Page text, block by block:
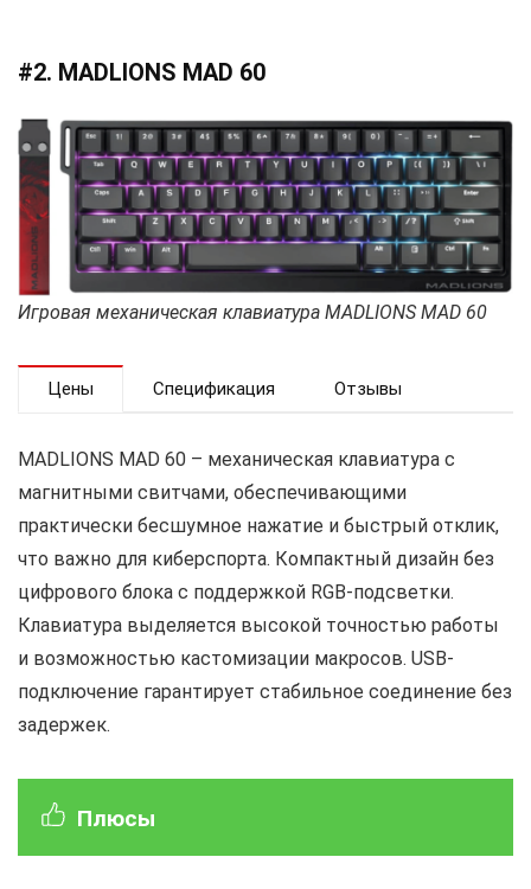
#2. MADLIONS MAD 60
Игровая механическая клавиатура MADLIONS MAD 60
Цены Спецификация Отзывы
MADLIONS MAD 60 – механическая клавиатура с
магнитными свитчами, обеспечивающими
практически бесшумное нажатие и быстрый отклик,
что важно для киберспорта. Компактный дизайн без
цифрового блока с поддержкой RGB-подсветки.
Клавиатура выделяется высокой точностью работы
и возможностью кастомизации макросов. USB-
подключение гарантирует стабильное соединение без
задержек.
Плюсы